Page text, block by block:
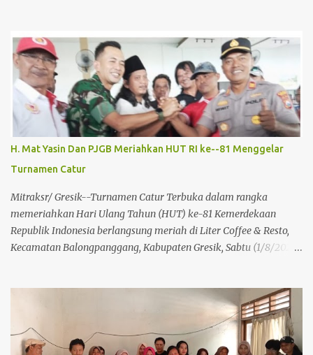
pantauan langsung di lokasi proyek yang berlokasi di Jalan Cinde
Baru 8, Kelurahan Prajurit Kulon, terlihat jelas adanya keretakan
pada dinding bata. Yang lebih memprihatinkan, pada bagian kaki
beberapa tiang penyangga utama struktur bangunan tiga lantai
tersebut, terdapat indikasi keropos dan berongga. Kondisi ini
menjadi alarm bahaya mengingat tiang penyangga adalah
elemen vital yang menahan beban seluruh struktur gedung.
Proyek strategis ini dibiayai melalui Dana Surat Berharga Syariah
Negara (SBSN) dengan nilai kontrak mencapai
Rp6.006.478.000,00. Dengan anggaran sebesar itu dan statusnya
sebagai fasilitas pendidikan, standar kualitas seharusn...
H. Mat Yasin Dan PJGB Meriahkan HUT RI ke--81 Menggelar
Turnamen Catur
Mitraksr/ Gresik--Turnamen Catur Terbuka dalam rangka
memeriahkan Hari Ulang Tahun (HUT) ke-81 Kemerdekaan
Republik Indonesia berlangsung meriah di Liter Coffee & Resto,
Kecamatan Balongpanggang, Kabupaten Gresik, Sabtu (1/8/2026).
dan mendapat dukungan dari Percasi ini mendapat antusiasme
tinggi dari para pecinta olahraga catur dari berbagai daerah.
Acara diawali dengan menyanyikan lagu kebangsaan Indonesia
Raya, dilanjutkan dengan doa bersama sebagai wujud rasa